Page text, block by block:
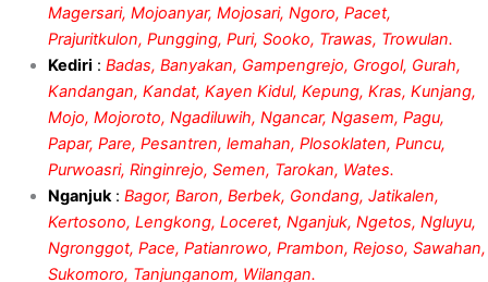
Magersari, Mojoanyar, Mojosari, Ngoro, Pacet,
Prajuritkulon, Pungging, Puri, Sooko, Trawas, Trowulan.
Kediri : Badas, Banyakan, Gampengrejo, Grogol, Gurah,
Kandangan, Kandat, Kayen Kidul, Kepung, Kras, Kunjang,
Mojo, Mojoroto, Ngadiluwih, Ngancar, Ngasem, Pagu,
Papar, Pare, Pesantren, lemahan, Plosoklaten, Puncu,
Purwoasri, Ringinrejo, Semen, Tarokan, Wates.
Nganjuk: Bagor, Baron, Berbek, Gondang, Jatikalen,
Kertosono, Lengkong, Loceret, Nganjuk, Ngetos, Ngluyu,
Ngronggot, Pace, Patianrowo, Prambon, Rejoso, Sawahan,
Sukomoro, Tanjunganom, Wilangan.